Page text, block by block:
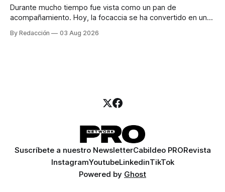
Durante mucho tiempo fue vista como un pan de
acompañamiento. Hoy, la focaccia se ha convertido en uno
artesanal, ingredientes de calidad y experiencias que
By Redacción 03 Aug 2026
Suscríbete a nuestro NewsletterCabildeo PRORevista
InstagramYoutubeLinkedinTikTok
Powered by Ghost